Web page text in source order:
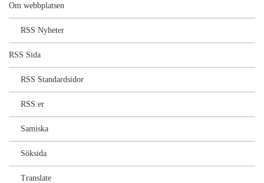
Om webbplatsen
RSS Nyheter
RSS Sida
RSS Standardsidor
RSS:er
Samiska
Söksida
Translate